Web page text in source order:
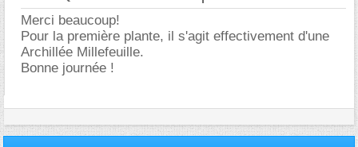
Merci beaucoup!
Pour la première plante, il s'agit effectivement d'une
Archillée Millefeuille.
Bonne journée !